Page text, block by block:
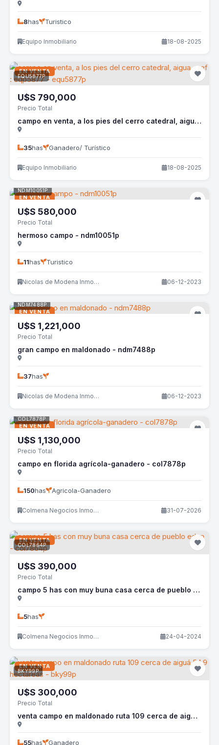
8has Turistico
Equipo Inmobiliario 18-08-2025
EN VENTA
EQU5877P
U$S 790,000
Precio Total
campo en venta, a los pies del cerro catedral, aigua - ref : eqp5877 - equ5877p
35has Ganadero/ Turístico
Equipo Inmobiliario 18-08-2025
EN VENTA
NDM10051P
U$S 580,000
Precio Total
hermoso campo - ndm10051p
11has Turistico
Nicolas de Modena Inmobiliaria 06-12-2023
EN VENTA
NDM7488P
U$S 1,221,000
Precio Total
gran campo en maldonado - ndm7488p
37has
Nicolas de Modena Inmobiliaria 06-12-2023
EN VENTA
COL7878P
U$S 1,130,000
Precio Total
campo en florida agrícola-ganadero - col7878p
150has Agricola-Ganadero
Colmena Negocios Inmobiliarios 31-07-2026
EN VENTA
COL7864P
U$S 390,000
Precio Total
campo 5 has con muy buna casa cerca de pueblo eden - col7864p
5has
Colmena Negocios Inmobiliarios 24-04-2024
EN VENTA
BKY99P
U$S 300,000
Precio Total
venta campo en maldonado ruta 109 cerca de aiguá 54,9 hectáreas - bky99p
55has Ganadero